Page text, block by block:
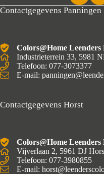
Contactgegevens Panningen
Colors@Home Leenders
Industrieterrein 33, 5981
Telefoon: 077-3073377
E-mail:
Contactgegevens Horst
Colors@Home Leenders
Vijverlaan 2, 5961 DJ
Telefoon: 077-3980855
E-mail: